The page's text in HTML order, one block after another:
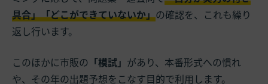
具合」「どこができていないか」の確認を、これも繰り
返し行います。
このほかに市販の 「模試」 があり、本番形式への慣れ
や、その年の出題予想をこなす目的で利用します。